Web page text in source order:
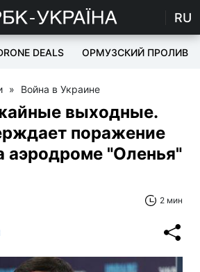
RU
DEALS ОРМУЗСКИЙ ПРОЛИВ
» Война в Украине
выходные.
поражение
аэродроме "Оленья"
2 мин